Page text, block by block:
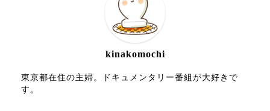
kinakomochi
東京都在住の主婦。ドキュメンタリー番組が大好きで
す。